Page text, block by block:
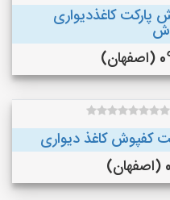
کاغذدیواری
کفپوش کاغذ دیواری